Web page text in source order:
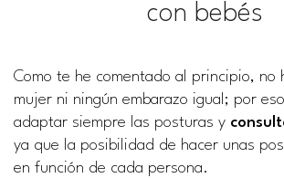
con bebés
Como te he comentado al principio, no
mujer ni ningún embarazo igual; por
adaptar siempre las posturas y
ya que la posibilidad de hacer unas
en función de cada persona.